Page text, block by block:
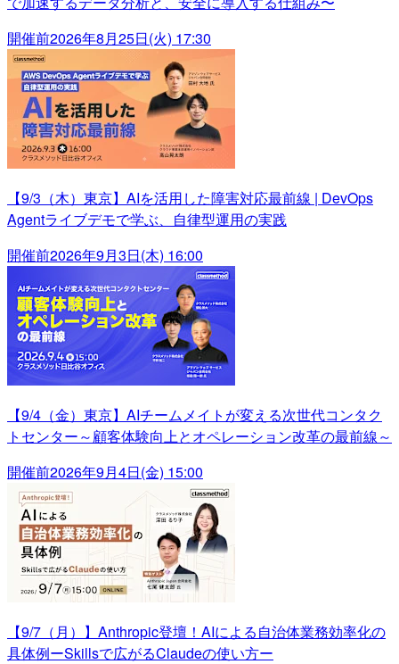
開催前2026年8月25日(火) 17:30
【9/3（木）東京】AIを活用した障害対応最前線 | DevOps
Agentライブデモで学ぶ、自律型運用の実践
開催前2026年9月3日(木) 16:00
【9/4（金）東京】AIチームメイトが変える次世代コンタク
トセンター～顧客体験向上とオペレーション改革の最前線～
開催前2026年9月4日(金) 15:00
【9/7（月）】Anthropic登壇！AIによる自治体業務効率化の
具体例ーSkillsで広がるClaudeの使い方ー